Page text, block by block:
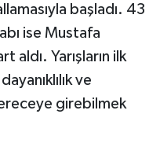
başladı. 43
ise Mustafa
aldı. Yarışların ilk
ve
girebilmek